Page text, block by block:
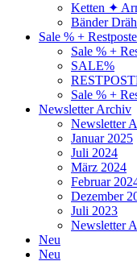
Ketten ✦
Bänder
Sale % +
Sale % +
SALE%
Sale % +
Newsletter Archiv
Newsletter
Januar 2025
Juli 2024
März 2024
Februar
Dezember
Juli 2023
Newsletter
Neu
Neu